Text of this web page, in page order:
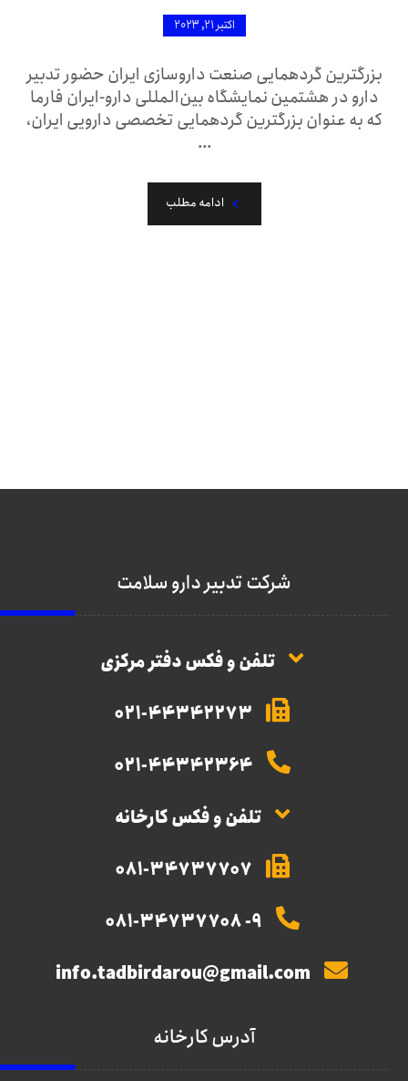
اکتبر 21, 2023
بزرگترین گردهمایی صنعت داروسازی ایران حضور تدبیر
دارو در هشتمین نمایشگاه بین‌المللی دارو-ایران فارما
که به‌ عنوان بزرگترین گردهمایی تخصصی دارویی ایران،
...
ادامه مطلب
شرکت تدبیر دارو سلامت
تلفن و فکس دفتر مرکزی
021-44342273
021-44342364
تلفن و فکس کارخانه
081-34737707
9- 081-34737708
info.tadbirdarou@gmail.com
آدرس کارخانه